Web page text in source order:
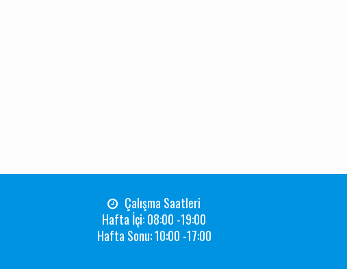
Çalışma Saatleri
Hafta İçi: 08:00 -19:00
Hafta Sonu: 10:00 -17:00